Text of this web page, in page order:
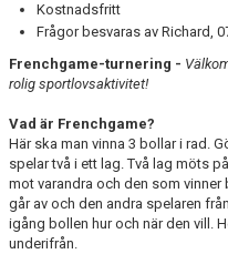
Kostnadsfritt
Frågor besvaras av Richard,
Frenchgame-turnering -
rolig sportlovsaktivitet!
Vad är Frenchgame?
Här ska man vinna 3 bollar i rad.
spelar två i ett lag. Två lag möts
mot varandra och den som
går av och den andra spelaren
igång bollen hur och när den vill.
underifrån.